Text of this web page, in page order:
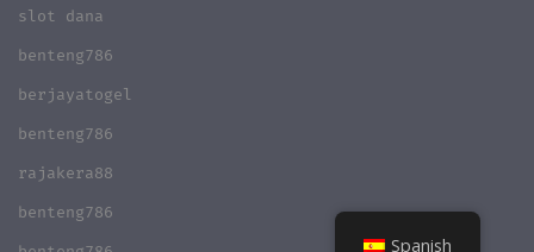
Spanish
slot dana
benteng786
berjayatogel
benteng786
rajakera88
benteng786